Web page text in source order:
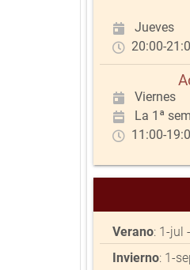
Jueves
20:00-
Viernes
La 1ª
11:00-
Verano: 1-jul
Invierno: 1-